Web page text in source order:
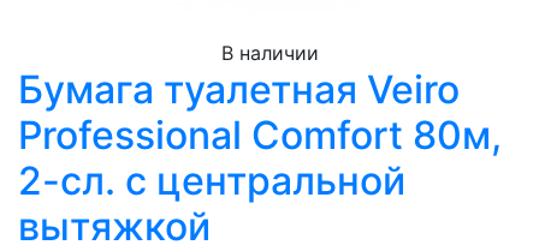
В наличии
Бумага туалетная Veiro
Professional Comfort 80м,
2-сл. с центральной
вытяжкой